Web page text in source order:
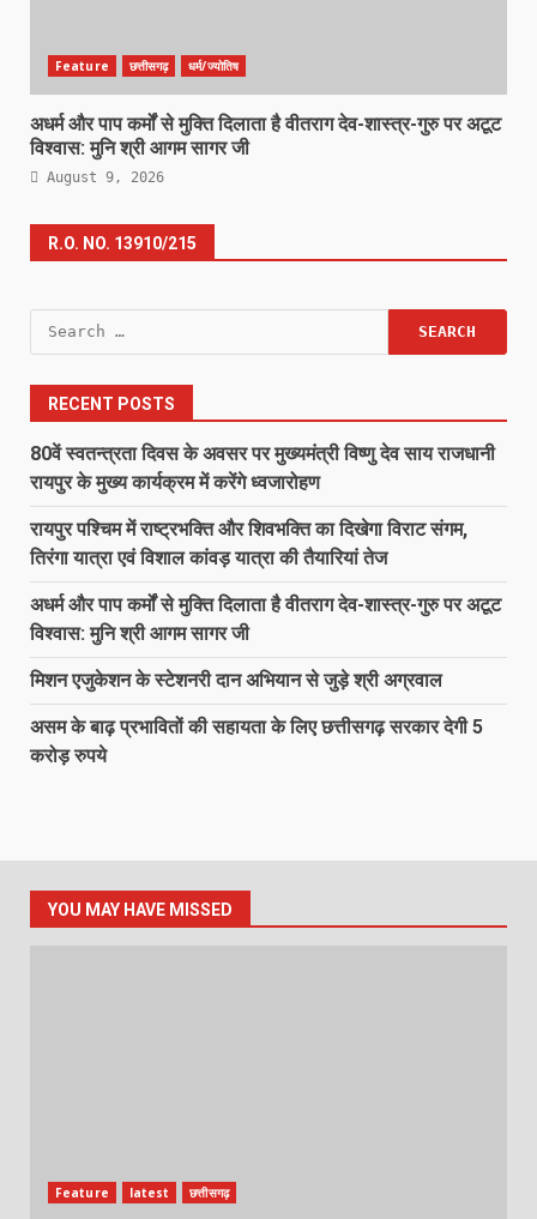
Feature छत्तीसगढ़ धर्म/ज्योतिष
अधर्म और पाप कर्मों से मुक्ति दिलाता है वीतराग देव-शास्त्र-गुरु पर अटूट
विश्वास: मुनि श्री आगम सागर जी
August 9, 2026
R.O. NO. 13910/215
Search
for:
RECENT POSTS
80वें स्वतन्त्रता दिवस के अवसर पर मुख्यमंत्री विष्णु देव साय राजधानी
रायपुर के मुख्य कार्यक्रम में करेंगे ध्वजारोहण
रायपुर पश्चिम में राष्ट्रभक्ति और शिवभक्ति का दिखेगा विराट संगम,
तिरंगा यात्रा एवं विशाल कांवड़ यात्रा की तैयारियां तेज
अधर्म और पाप कर्मों से मुक्ति दिलाता है वीतराग देव-शास्त्र-गुरु पर अटूट
विश्वास: मुनि श्री आगम सागर जी
मिशन एजुकेशन के स्टेशनरी दान अभियान से जुड़े श्री अग्रवाल
असम के बाढ़ प्रभावितों की सहायता के लिए छत्तीसगढ़ सरकार देगी 5
करोड़ रुपये
YOU MAY HAVE MISSED
Feature latest छत्तीसगढ़